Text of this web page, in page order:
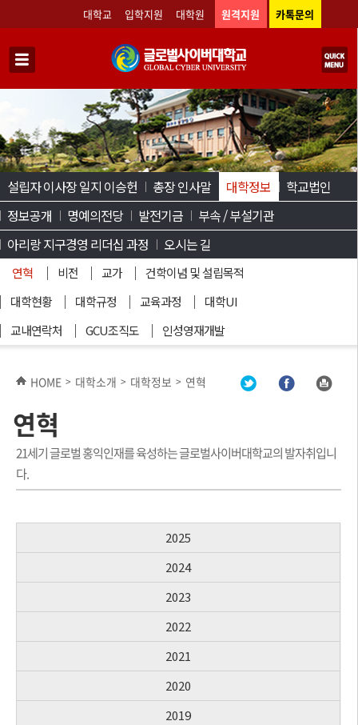
대학교 입학지원 대학원 원격지원 카톡문의
설립자 이사장 일지 이승헌 총장 인사말 대학정보
연혁 비전 교가
건학이념 및 설립목적
대학현황
대학규정 교육과정
대학UI
교내연락처
GCU조직도 인성영재개발
학교법인
정보공개
명예의전당 발전기금
부속 / 부설기관
아리랑 지구경영 리더십 과정
오시는 길
HOME > 대학소개 > 대학정보 > 연혁
연혁
21세기 글로벌 홍익인재를 육성하는 글로벌사이버대학교의 발자취입니
다.
2025
2024
2023
2022
2021
2020
2019